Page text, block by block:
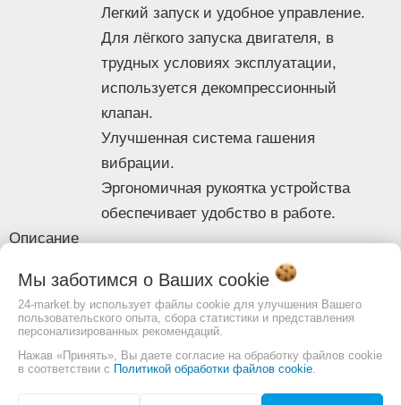
- Основной фильтрующий элемент (бумажный)
1 шт;
- Предварительный фильтрующий элемент
(поролоновый) 1 шт;
- Ремень приводной (поликлиновой) 1 шт;
- Емкость для приготовления топливной смеси;
- Руководство по эксплуатации;
- Ключ рожковый;
- Отвертка;
- Ключ шестигранный;
- Ключ комбинированный.
Изображение товара и комплектация могут отличаться.
СмотретьПолное описание:
Легкий запуск и удобное управление.
Для лёгкого запуска двигателя, в
трудных условиях эксплуатации,
используется декомпрессионный
клапан.
Улучшенная система гашения
вибрации.
Эргономичная рукоятка устройства
обеспечивает удобство в работе.
Описание
Тип
бензорез
Мощность
3.7 кВт
Диаметр
диска
350 мм
Мы заботимся о Ваших cookie
24-market.by использует файлы cookie для улучшения Вашего
пользовательского опыта, сбора статистики и представления
персонализированных рекомендаций.
Нажав «Принять», Вы даете согласие на обработку файлов cookie
в соответствии с Политикой обработки файлов cookie.